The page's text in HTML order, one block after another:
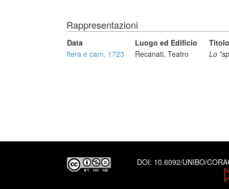
Rappresentazioni
Data Luogo ed Edificio
Titolo
fiera e carn. 1723
Recanati, Teatro Lo
DOI: 10.6092/UNIBO/